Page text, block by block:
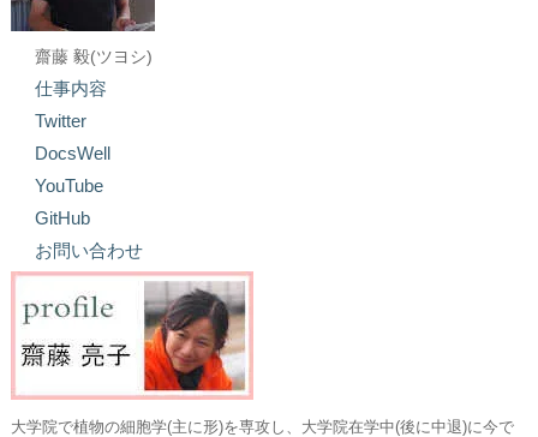
齋藤 毅(ツヨシ)
仕事内容
Twitter
DocsWell
YouTube
GitHub
お問い合わせ
大学院で植物の細胞学(主に形)を専攻し、大学院在学中(後に中退)に今で